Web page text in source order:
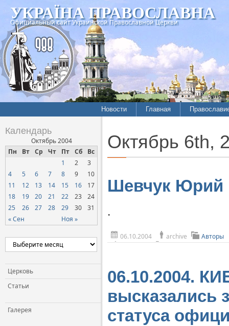
УКРАЇНА ПРАВОСЛАВНА
Официальный сайт Украинской Православной Церкви
Новости
Межконфессиональные
отношения
Официальная хроника
СОЦИАЛЬНОЕ
Церковь и власть
Церковь и СМИ
Главная
История
Календарь
Октябрь 2004
Пн
Вт Ср Чт Пт Сб Вс
« Сен Ноя »
1 2
3
4
5 6 7 8 9
10
11
12 13 14 15 16
17
18
19 20 21 22 23
24
25
26 27 28 29 30 31
Церковь
Статьи
Галерея
Октябрь 6th,
Шевчук Юрий
.
06.10.2004 archive Авторы
06.10.2004.
высказались
статуса